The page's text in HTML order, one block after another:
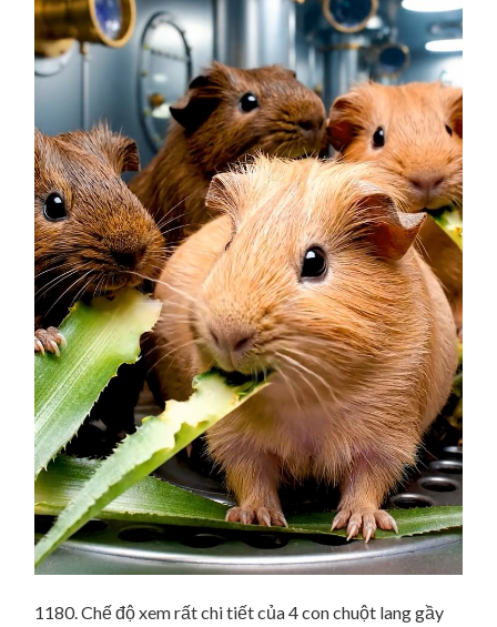
1180. Chế độ xem rất chi tiết của 4 con chuột lang gầy